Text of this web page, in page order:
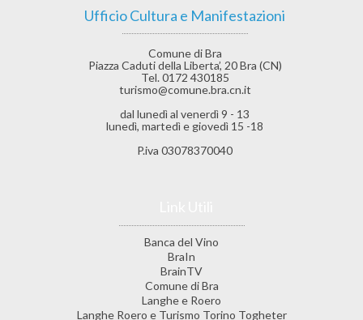
Ufficio Cultura e Manifestazioni
Comune di Bra
Piazza Caduti della Liberta’, 20 Bra (CN)
Tel. 0172 430185
turismo@comune.bra.cn.it
dal lunedì al venerdì 9 - 13
lunedì, martedì e giovedì 15 -18
P.iva 03078370040
Banca del Vino
BraIn
BrainTV
Comune di Bra
Langhe e Roero
Langhe Roero e Turismo Torino Togheter